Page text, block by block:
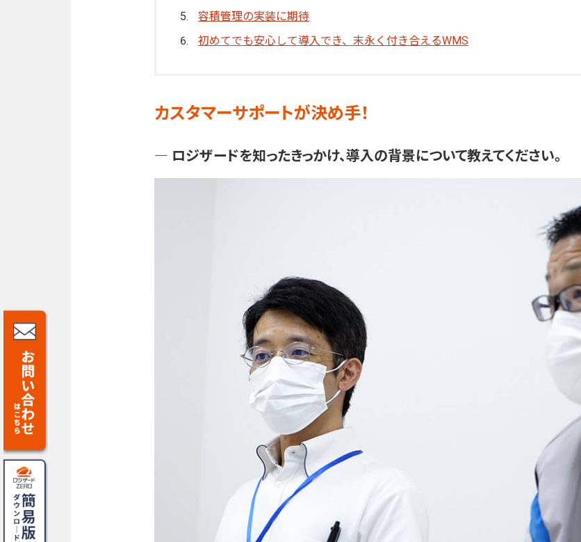
容積管理の実装に期待
初めてでも安心して導入でき、末永く付き合えるWMS
カスタマーサポートが決め手！
― ロジザードを知ったきっかけ、導入の背景について教えてください。